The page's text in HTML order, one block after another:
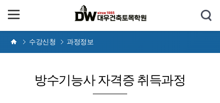
수강신청 과정정보
방수기능사 자격증 취득과정